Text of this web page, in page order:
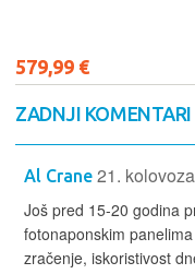
579,99 €
ZADNJI
Al Crane 21.
Još pred 15-20 godina
fotonaponskim
zračenje, iskoristivost